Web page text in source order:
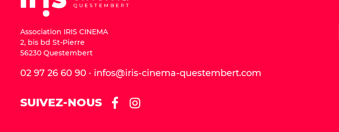
Association IRIS CINEMA
2, bis bd St-Pierre
56230 Questembert
02 97 26 60 90 · infos@iris-cinema-questembert.com
SUIVEZ-NOUS